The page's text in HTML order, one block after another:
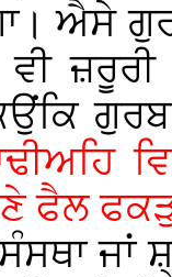
ਐਸੇ
ਫੈਲ
ਜਾਂ